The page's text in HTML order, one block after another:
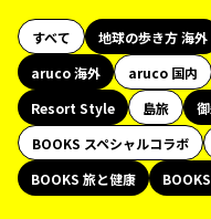
すべて 地球の歩き方 海外
aruco 海外
aruco 国内
Resort Style
島旅
BOOKS スペシャルコラボ
BOOKS 旅と健康